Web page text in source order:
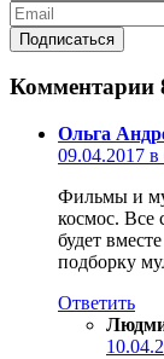
Комментарии
Ольга
09.04.2017 в
Фильмы и
космос. Все
будет
подборку
Ответить